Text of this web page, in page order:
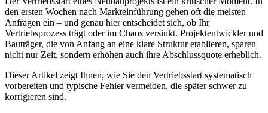
den ersten Wochen nach Markteinführung gehen oft die meisten
Anfragen ein – und genau hier entscheidet sich, ob Ihr
Vertriebsprozess trägt oder im Chaos versinkt. Projektentwickler und
Bauträger, die von Anfang an eine klare Struktur etablieren, sparen
nicht nur Zeit, sondern erhöhen auch ihre Abschlussquote erheblich.
Dieser Artikel zeigt Ihnen, wie Sie den Vertriebsstart systematisch
vorbereiten und typische Fehler vermeiden, die später schwer zu
korrigieren sind.